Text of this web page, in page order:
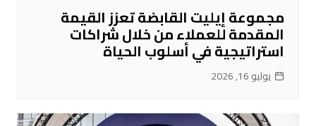
مجموعة إيليت القابضة تعزز القيمة
المقدمة للعملاء من خلال شراكات
استراتيجية في أسلوب الحياة
يوليو 16, 2026